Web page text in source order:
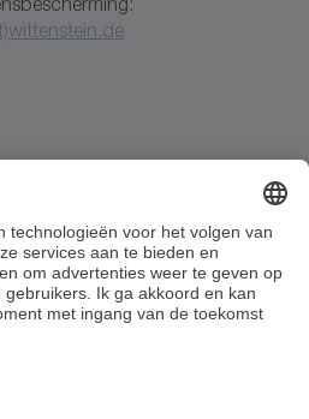
90 / bus 201
73-80